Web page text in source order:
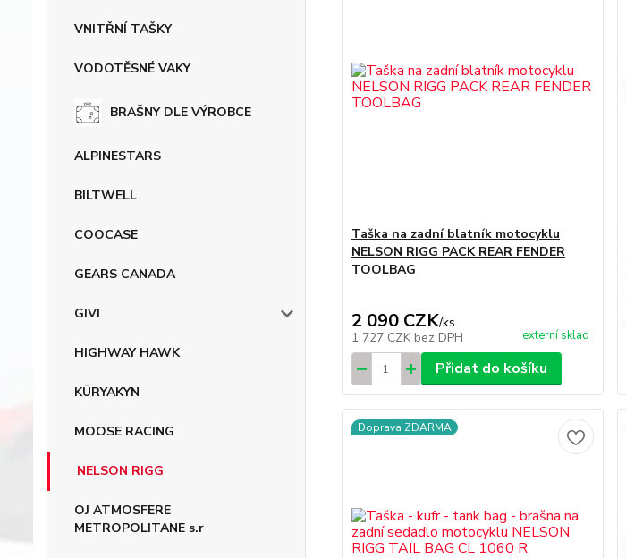
VNITŘNÍ TAŠKY
VODOTĚSNÉ VAKY
BRAŠNY DLE VÝROBCE
ALPINESTARS
BILTWELL
COOCASE
GEARS CANADA
GIVI
HIGHWAY HAWK
KÜRYAKYN
MOOSE RACING
NELSON RIGG
OJ ATMOSFERE
METROPOLITANE s.r
Taška na zadní blatník motocyklu
NELSON RIGG PACK REAR FENDER
TOOLBAG
2 090 CZK/ks
1 727 CZK bez DPH externí sklad
Přidat do košíku
Doprava ZDARMA